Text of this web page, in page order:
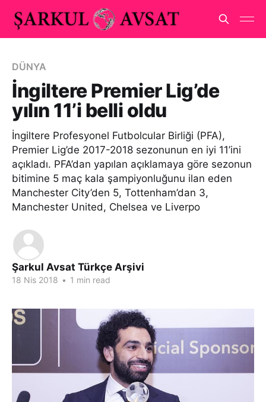
DÜNYA
İngiltere Premier Lig’de
yılın 11’i belli oldu
İngiltere Profesyonel Futbolcular Birliği (PFA),
Premier Lig’de 2017-2018 sezonunun en iyi 11’ini
açıkladı. PFA’dan yapılan açıklamaya göre sezonun
bitimine 5 maç kala şampiyonluğunu ilan eden
Manchester City’den 5, Tottenham’dan 3,
Manchester United, Chelsea ve Liverpo
Şarkul Avsat Türkçe Arşivi
18 Nis 2018 • 1 min read